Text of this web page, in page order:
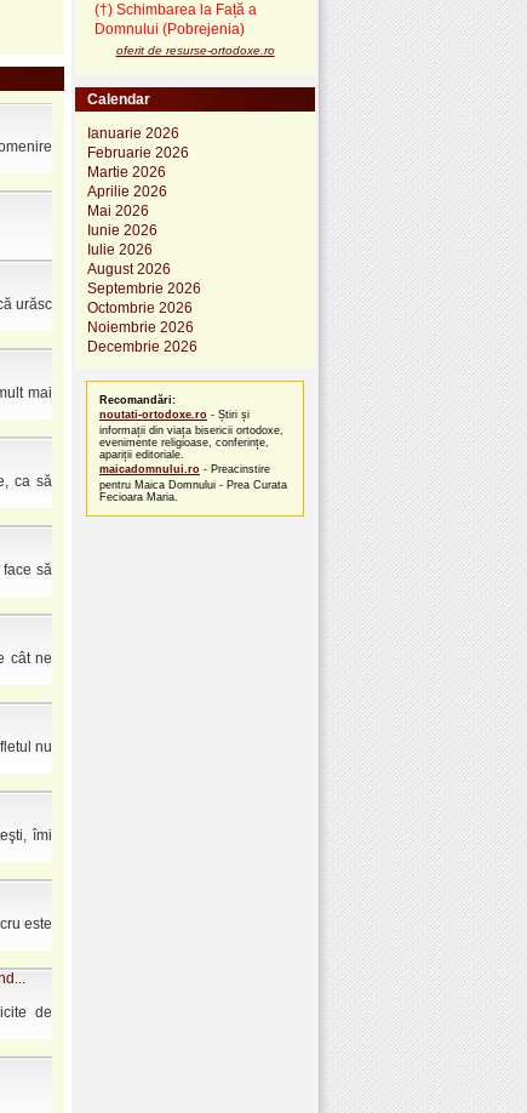
urăsc
mai
ca să
să
cât ne
nu
îmi
este
de
(†) Schimbarea la Față a
Domnului (Pobrejenia)
oferit de resurse-ortodoxe.ro
Calendar
Ianuarie 2026
Februarie 2026
Martie 2026
Aprilie 2026
Mai 2026
Iunie 2026
Iulie 2026
August 2026
Septembrie 2026
Octombrie 2026
Noiembrie 2026
Decembrie 2026
Recomandări:
noutati-ortodoxe.ro - Știri și
informații din viața bisericii ortodoxe,
evenimente religioase, conferințe,
apariții editoriale.
maicadomnului.ro - Preacinstire
pentru Maica Domnului - Prea Curata
Fecioara Maria.